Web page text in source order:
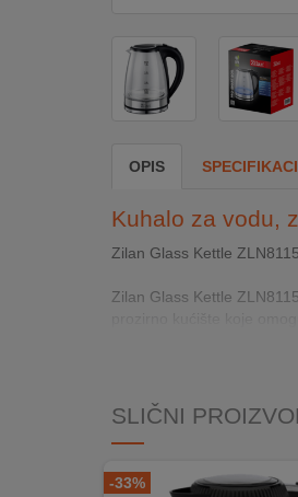
KLIMATIZACIJA
OPIS
Kuhalo za vodu,
Zilan Glass Kettle ZLN8115
Zilan Glass Kettle
SLIČNI
-33%